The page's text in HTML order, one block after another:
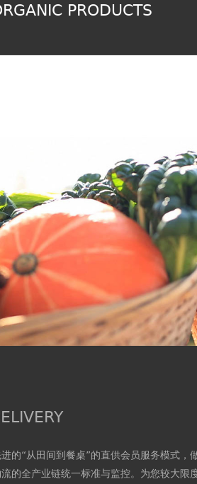
PRODUCTS
的“从田间到餐桌”的直供会员服务模式，
的全产业链统一标准与监控。为您较大限